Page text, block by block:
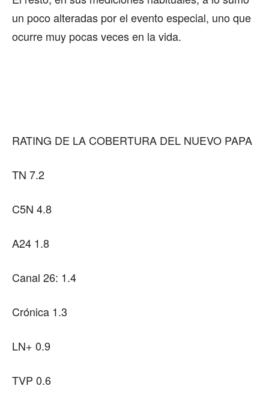
un poco alteradas por el evento especial, uno que
ocurre muy pocas veces en la vida.
RATING DE LA COBERTURA DEL NUEVO PAPA
TN 7.2
C5N 4.8
A24 1.8
Canal 26: 1.4
Crónica 1.3
LN+ 0.9
TVP 0.6